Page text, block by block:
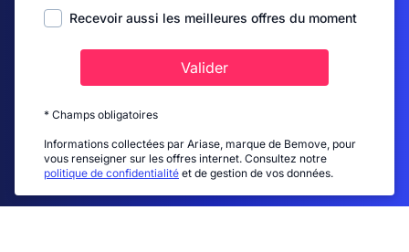
Recevoir aussi les meilleures offres du moment
Valider
* Champs obligatoires
Informations collectées par Ariase, marque de Bemove, pour
vous renseigner sur les offres internet. Consultez notre
politique de confidentialité et de gestion de vos données.